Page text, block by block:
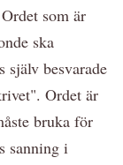
som är
ska
själv besvarade
Ordet är
bruka för
sanning i